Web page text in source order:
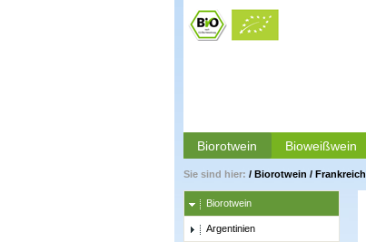
Biorotwein Bioweißwein
Sie sind hier: / Biorotwein / Frankreich
Biorotwein
Argentinien